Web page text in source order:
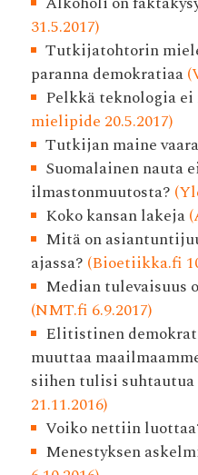
31.5.2017)
Tutkijatohtorin
paranna demokratiaa
Pelkkä teknologia
mielipide 20.5.2017)
Tutkijan maine
Suomalainen nauta
ilmastonmuutosta?
Koko kansan lakeja
Mitä on
ajassa? (Bioetiikka.fi
Median tulevaisuus
(NMT.fi 6.9.2017)
Elitistinen
muuttaa
siihen tulisi suhtautua
21.11.2016)
Voiko nettiin
Menestyksen